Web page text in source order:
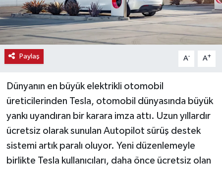
Paylaş A- A+
Dünyanın en büyük elektrikli otomobil
üreticilerinden Tesla, otomobil dünyasında büyük
yankı uyandıran bir karara imza attı. Uzun yıllardır
ücretsiz olarak sunulan Autopilot sürüş destek
sistemi artık paralı oluyor. Yeni düzenlemeyle
birlikte Tesla kullanıcıları, daha önce ücretsiz olan
Resmi İlanlar
Sağlık
Seri İlan
Siyaset
Spor
Vasıta